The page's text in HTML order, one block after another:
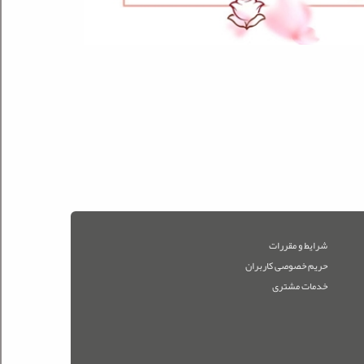
شرایط و مقررات
حریم خصوصی کاربران
خدمات مشتری